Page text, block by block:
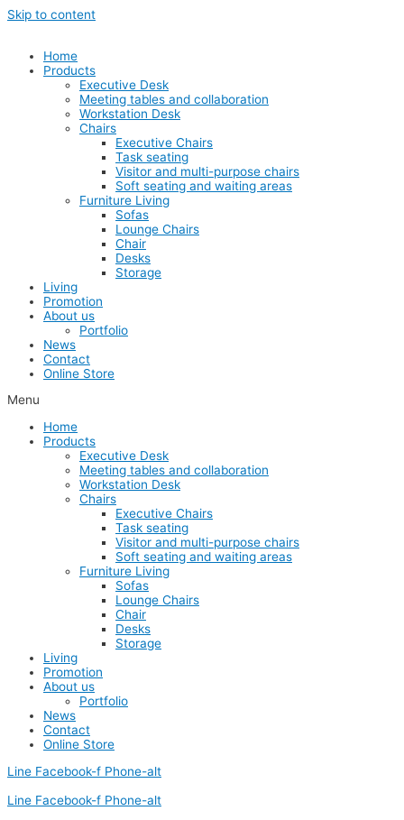
Skip to content
Home
Products
Executive Desk
Meeting tables and collaboration
Workstation Desk
Chairs
Executive Chairs
Task seating
Visitor and multi-purpose chairs
Soft seating and waiting areas
Furniture Living
Sofas
Lounge Chairs
Chair
Desks
Storage
Living
Promotion
About us
Portfolio
News
Contact
Online Store
Menu
Home
Products
Executive Desk
Meeting tables and collaboration
Workstation Desk
Chairs
Executive Chairs
Task seating
Visitor and multi-purpose chairs
Soft seating and waiting areas
Furniture Living
Sofas
Lounge Chairs
Chair
Desks
Storage
Living
Promotion
About us
Portfolio
News
Contact
Online Store
Line Facebook-f Phone-alt
Line Facebook-f Phone-alt